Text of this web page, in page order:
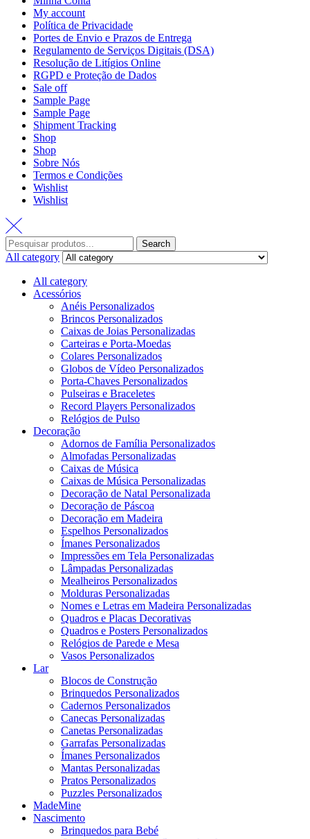
My account
Política de Privacidade
Portes de Envio e Prazos de Entrega
Regulamento de Serviços Digitais (DSA)
Resolução de Litígios Online
RGPD e Proteção de Dados
Sale off
Sample Page
Sample Page
Shipment Tracking
Shop
Shop
Sobre Nós
Termos e Condições
Wishlist
Wishlist
Search
for:
Search
All category
All category
Acessórios
Anéis Personalizados
Brincos Personalizados
Caixas de Joias Personalizadas
Carteiras e Porta-Moedas
Colares Personalizados
Globos de Vídeo Personalizados
Porta-Chaves Personalizados
Pulseiras e Braceletes
Record Players Personalizados
Relógios de Pulso
Decoração
Adornos de Família Personalizados
Almofadas Personalizadas
Caixas de Música
Caixas de Música Personalizadas
Decoração de Natal Personalizada
Decoração de Páscoa
Decoração em Madeira
Espelhos Personalizados
Ímanes Personalizados
Impressões em Tela Personalizadas
Lâmpadas Personalizadas
Mealheiros Personalizados
Molduras Personalizadas
Nomes e Letras em Madeira Personalizadas
Quadros e Placas Decorativas
Quadros e Posters Personalizados
Relógios de Parede e Mesa
Vasos Personalizados
Lar
Blocos de Construção
Brinquedos Personalizados
Cadernos Personalizados
Canecas Personalizadas
Canetas Personalizadas
Garrafas Personalizadas
Ímanes Personalizados
Mantas Personalizadas
Pratos Personalizados
Puzzles Personalizados
MadeMine
Nascimento
Brinquedos para Bebé